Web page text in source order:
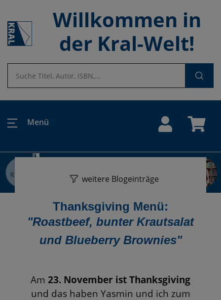
Willkommen in
der Kral-Welt!
Menü
weitere Blogeinträge
Thanksgiving Menü:
"Roastbeef, bunter Krautsalat
und Blueberry Brownies"
Am 23. November ist Thanksgiving
und das haben Yasmin und ich zum